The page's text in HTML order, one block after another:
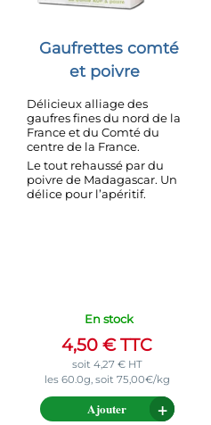
Gaufrettes comté
et poivre
Délicieux alliage des
gaufres fines du nord de la
France et du Comté du
centre de la France.
Le tout rehaussé par du
poivre de Madagascar. Un
délice pour l’apéritif.
En stock
4,50 €TTC
soit 4,27 €HT
les 60.0g, soit 75,00€/kg
Ajouter